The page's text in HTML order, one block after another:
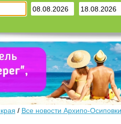
/ Все новости Архипо-Осиповки